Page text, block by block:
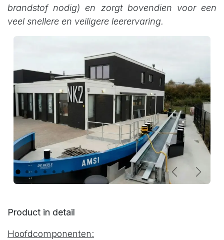
brandstof nodig) en zorgt bovendien voor een
veel snellere en veiligere leerervaring.
Vorige
Product in detail
Hoofdcomponenten: